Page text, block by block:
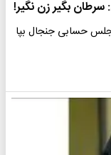
بگیر زن نگیر!
حسابی جنجال بپا